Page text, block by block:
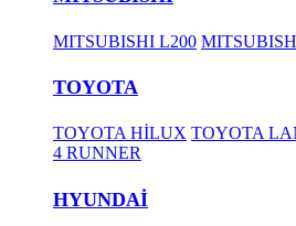
MITSUBISHI L200
TOYOTA
TOYOTA HİLUX TOYOTA
4 RUNNER
HYUNDAİ